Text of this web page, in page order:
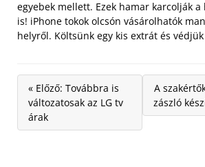
egyebek mellett. Ezek hamar karcolják
is! iPhone tokok olcsón vásárolhatók
helyről. Költsünk egy kis extrát és
« Előző: Továbbra is
változatosak az LG tv
árak
A
zászló